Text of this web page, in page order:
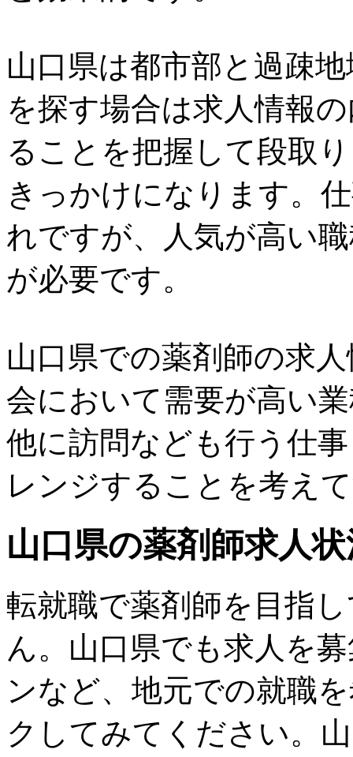
山口県は都市部と過疎
を探す場合は求人情報
ることを把握して段取
きっかけになります。
れですが、人気が高い
が必要です。
山口県での薬剤師の求
会において需要が高い
他に訪問なども行う仕
レンジすることを考え
山口県の薬剤師求人
転就職で薬剤師を目指
ん。山口県でも求人を
ンなど、地元での就職
クしてみてください。